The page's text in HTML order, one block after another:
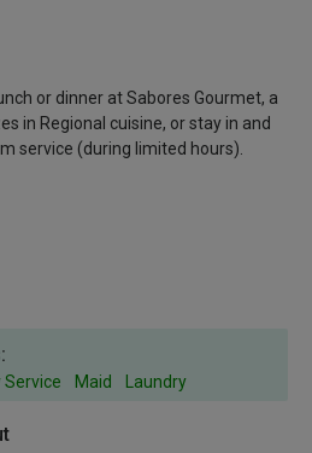
or dinner at Sabores Gourmet, a
in Regional cuisine, or stay in and
service (during limited hours).
Service Maid Laundry